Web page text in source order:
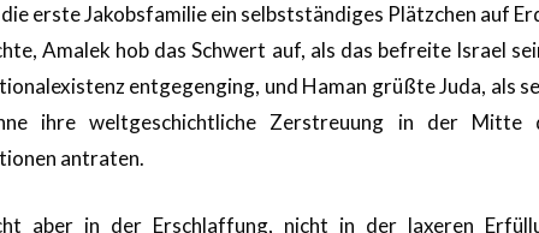
erste Jakobsfamilie ein selbstständiges Plätzchen auf
Amalek hob das Schwert auf, als das befreite Israel
entgegenging, und Haman grüßte Juda, als
ihre weltgeschichtliche Zerstreuung in der Mitte
antraten.
aber in der Erschlaffung, nicht in der laxeren